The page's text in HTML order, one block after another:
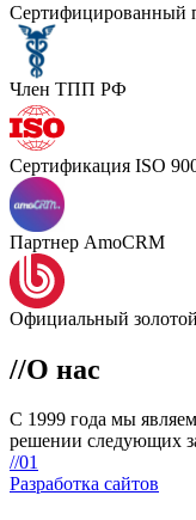
Сертифицированный
Член ТПП РФ
Сертификация ISO
Партнер AmoCRM
Официальный
//О нас
С 1999 года мы
решении следующих
//01
Разработка сайтов